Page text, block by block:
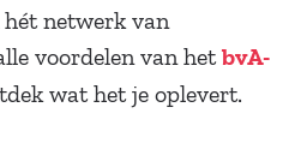
netwerk van
voordelen van hetbvA-
wat het je oplevert.